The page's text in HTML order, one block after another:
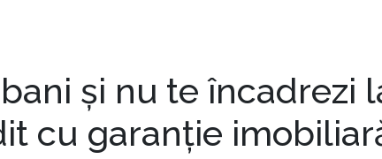
și nu te încadrezi
cu garanție